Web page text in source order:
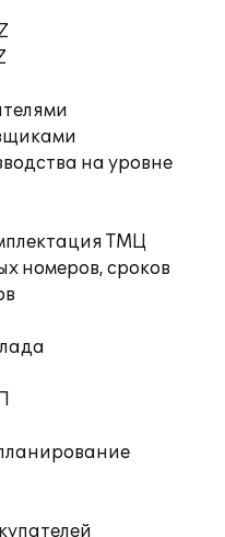
на уровне
ТМЦ
номеров, сроков